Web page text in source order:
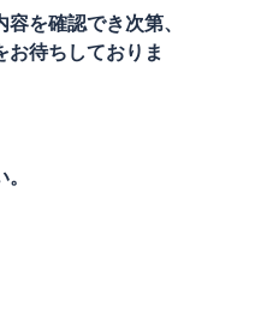
を確認でき次第、
待ちしておりま